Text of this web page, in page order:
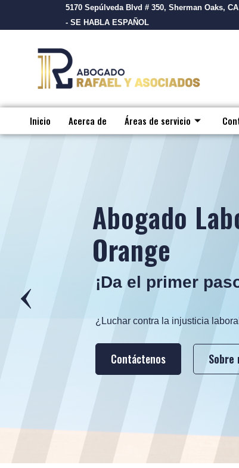
5170 Sepúlveda Blvd # 350, Sherman Oaks, CA
- SE HABLA ESPAÑOL
Inicio Acerca de Áreas de servicio
Abogado
Orange
¡Da el primer
¿Luchar contra la injusticia
Contáctenos Sobre